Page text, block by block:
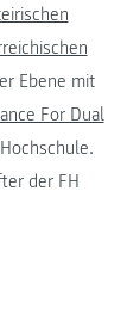
Ebene mit
For Dual
der FH